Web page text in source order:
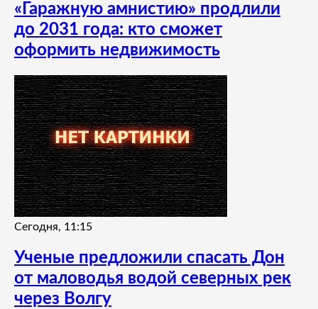
«Гаражную амнистию» продлили
до 2031 года: кто сможет
оформить недвижимость
Сегодня, 11:15
Ученые предложили спасать Дон
от маловодья водой северных рек
через Волгу